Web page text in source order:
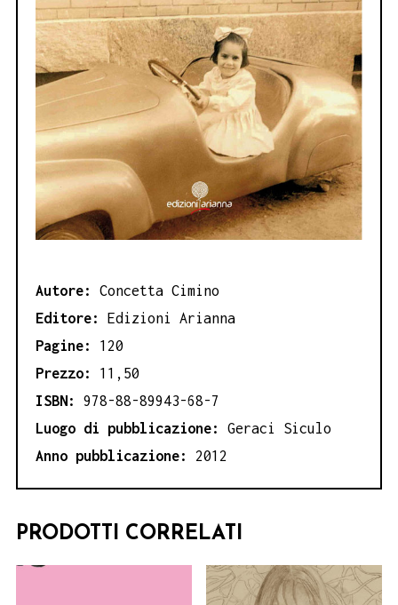
Autore: Concetta Cimino
Editore: Edizioni Arianna
Pagine: 120
Prezzo: 11,50
ISBN: 978-88-89943-68-7
Luogo di pubblicazione: Geraci Siculo
Anno pubblicazione: 2012
PRODOTTI CORRELATI